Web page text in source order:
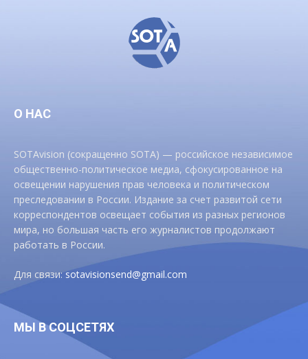
О НАС
SOTAvision (сокращенно SOTA) — российское независимое
общественно-политическое медиа, сфокусированное на
освещении нарушения прав человека и политическом
преследовании в России. Издание за счет развитой сети
корреспондентов освещает события из разных регионов
мира, но большая часть его журналистов продолжают
работать в России.
Для связи:sotavisionsend@gmail.com
МЫ В СОЦСЕТЯХ